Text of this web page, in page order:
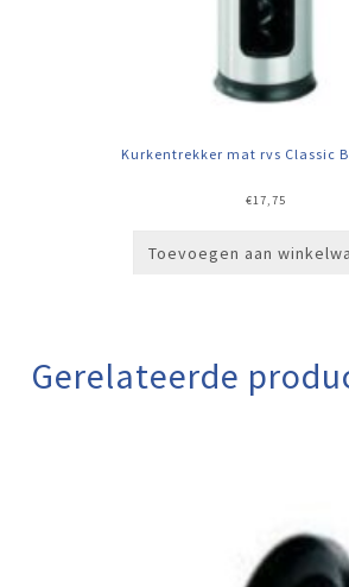
Kurkentrekker mat rvs Classic
€17,75
Toevoegen aan
Gerelateerde